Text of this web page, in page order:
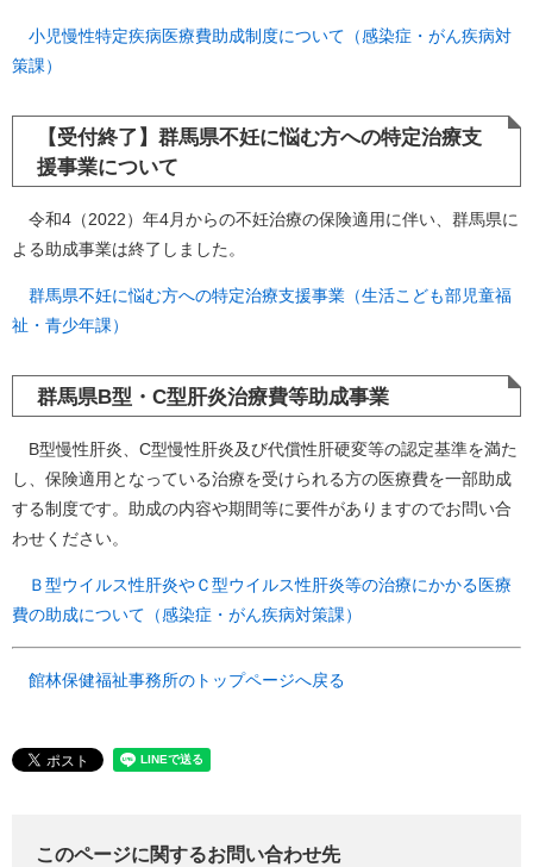
小児慢性特定疾病医療費助成制度について（感染症・がん疾病対
策課）
【受付終了】群馬県不妊に悩む方への特定治療支
援事業について
令和4（2022）年4月からの不妊治療の保険適用に伴い、群馬県に
よる助成事業は終了しました。
群馬県不妊に悩む方への特定治療支援事業（生活こども部児童福
祉・青少年課）
群馬県B型・C型肝炎治療費等助成事業
B型慢性肝炎、C型慢性肝炎及び代償性肝硬変等の認定基準を満た
し、保険適用となっている治療を受けられる方の医療費を一部助成
する制度です。助成の内容や期間等に要件がありますのでお問い合
わせください。
Ｂ型ウイルス性肝炎やＣ型ウイルス性肝炎等の治療にかかる医療
費の助成について（感染症・がん疾病対策課）
館林保健福祉事務所のトップページへ戻る
このページに関するお問い合わせ先